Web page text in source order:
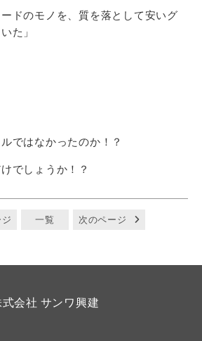
ードのモノを、質を落として安いグ
た」
ではなかったのか！？
でしょうか！？
一覧 次のページ
式会社 サンワ興建